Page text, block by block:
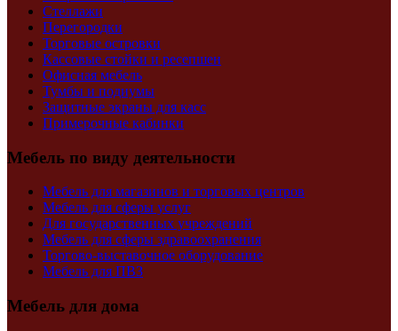
Стеллажи
Перегородки
Торговые островки
Кассовые стойки и ресепшен
Офисная мебель
Тумбы и подиумы
Защитные экраны для касс
Примерочные кабинки
Мебель по виду деятельности
Мебель для магазинов и торговых центров
Мебель для сферы услуг
Для государственных учреждений
Мебель для сферы здравоохранения
Торгово-выставочное оборудование
Мебель для ПВЗ
Мебель для дома